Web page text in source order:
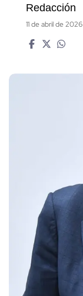
Redacción
11 de abril de 2026